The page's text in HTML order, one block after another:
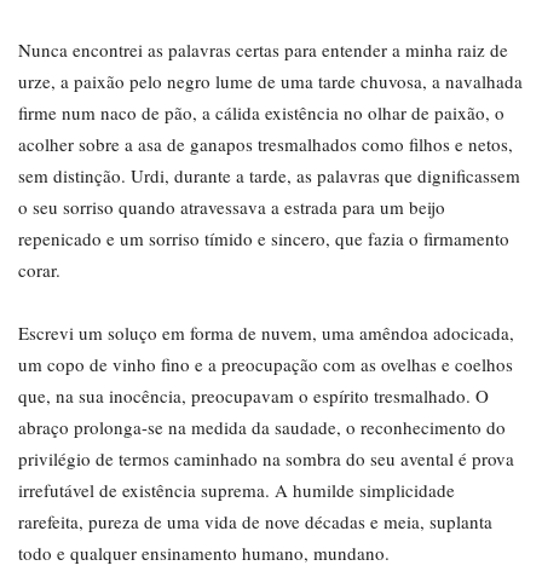
Nunca encontrei as palavras certas para entender a minha raiz de
urze, a paixão pelo negro lume de uma tarde chuvosa, a navalhada
firme num naco de pão, a cálida existência no olhar de paixão, o
acolher sobre a asa de ganapos tresmalhados como filhos e netos,
sem distinção. Urdi, durante a tarde, as palavras que dignificassem
o seu sorriso quando atravessava a estrada para um beijo
repenicado e um sorriso tímido e sincero, que fazia o firmamento
corar.
Escrevi um soluço em forma de nuvem, uma amêndoa adocicada,
um copo de vinho fino e a preocupação com as ovelhas e coelhos
que, na sua inocência, preocupavam o espírito tresmalhado. O
abraço prolonga-se na medida da saudade, o reconhecimento do
privilégio de termos caminhado na sombra do seu avental é prova
irrefutável de existência suprema. A humilde simplicidade
rarefeita, pureza de uma vida de nove décadas e meia, suplanta
todo e qualquer ensinamento humano, mundano.